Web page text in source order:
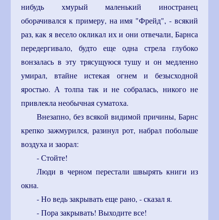
нибудь хмурый маленький иностранец
оборачивался к примеру, на имя "Фрейд", - всякий
раз, как я весело окликал их и они отвечали, Барнса
передергивало, будто еще одна стрела глубоко
вонзалась в эту трясущуюся тушу и он медленно
умирал, втайне истекая огнем и безысходной
яростью. А толпа так и не собралась, никого не
привлекла необычная суматоха.
Внезапно, без всякой видимой причины, Барнс
крепко зажмурился, разинул рот, набрал побольше
воздуха и заорал:
- Стойте!
Люди в черном перестали швырять книги из
окна.
- Но ведь закрывать еще рано, - сказал я.
- Пора закрывать! Выходите все!